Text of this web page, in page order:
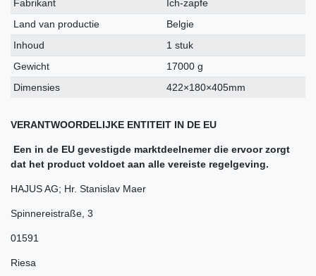
Fabrikant
Ich-zapfe
Land van productie
Belgie
Inhoud
1 stuk
Gewicht
17000 g
Dimensies
422×180×405mm
VERANTWOORDELIJKE ENTITEIT IN DE EU
Een in de EU gevestigde marktdeelnemer die ervoor zorgt
dat het product voldoet aan alle vereiste regelgeving.
HAJUS AG; Hr. Stanislav Maer
Spinnereistraße 3
01591
Riesa